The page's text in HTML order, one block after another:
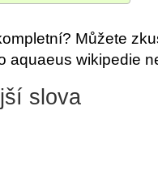
Můžete
aquaeus wikipedie
slova